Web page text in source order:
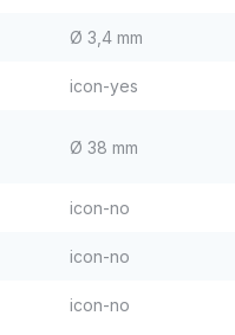
Ø 3,4 mm
icon-yes
Ø 38 mm
icon-no
icon-no
icon-no